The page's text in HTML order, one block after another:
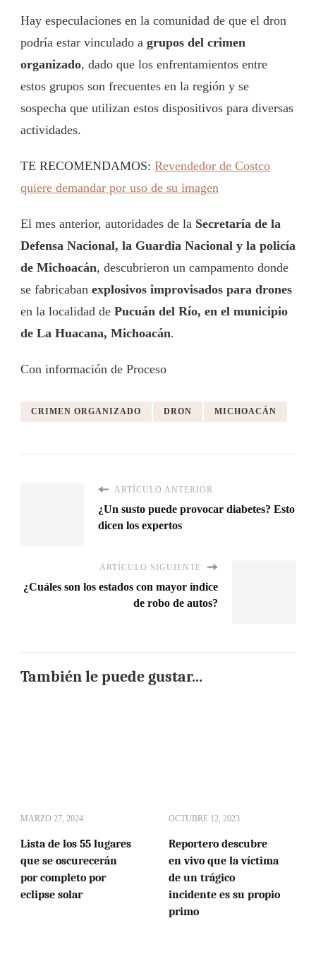
Hay especulaciones en la comunidad de que el dron
podría estar vinculado a grupos del crimen
organizado, dado que los enfrentamientos entre
estos grupos son frecuentes en la región y se
sospecha que utilizan estos dispositivos para diversas
actividades.
TE RECOMENDAMOS: Revendedor de Costco
quiere demandar por uso de su imagen
El mes anterior, autoridades de la Secretaría de la
Defensa Nacional, la Guardia Nacional y la policía
de Michoacán, descubrieron un campamento donde
se fabricaban explosivos improvisados para drones
en la localidad de Pucuán del Río, en el municipio
de La Huacana, Michoacán.
Con información de Proceso
CRIMEN ORGANIZADO DRON MICHOACÁN
ARTÍCULO ANTERIOR
¿Un susto puede provocar diabetes? Esto
dicen los expertos
ARTÍCULO SIGUIENTE
¿Cuáles son los estados con mayor índice
de robo de autos?
También le puede gustar...
MARZO 27, 2024
Lista de los 55 lugares
que se oscurecerán
por completo por
eclipse solar
OCTUBRE 12, 2023
Reportero descubre
en vivo que la víctima
de un trágico
incidente es su propio
primo